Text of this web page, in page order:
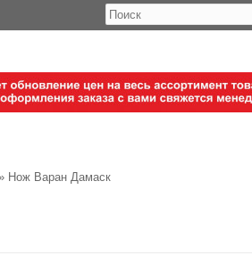
Нож Варан Дамаск